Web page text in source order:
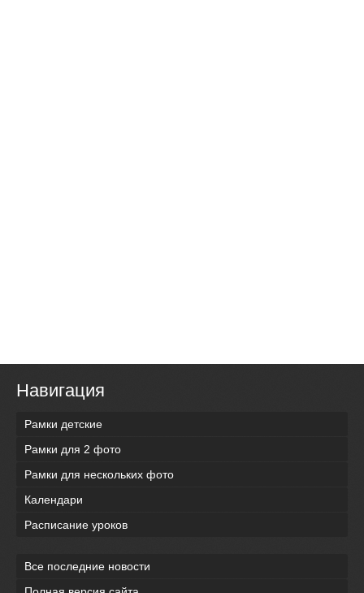
Навигация
Рамки детские
Рамки для 2 фото
Рамки для нескольких фото
Календари
Расписание уроков
Все последние новости